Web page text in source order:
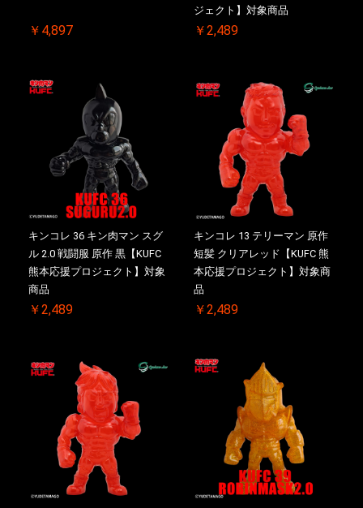
￥4,897
ジェクト】対象商品
￥2,489
キンコレ 36 キン肉マン スグ
ル 2.0 戦闘服 原作 黒【KUFC
熊本応援プロジェクト】対象
商品
￥2,489
キンコレ 13 テリーマン 原作
短髪 クリアレッド【KUFC 熊
本応援プロジェクト】対象商
品
￥2,489